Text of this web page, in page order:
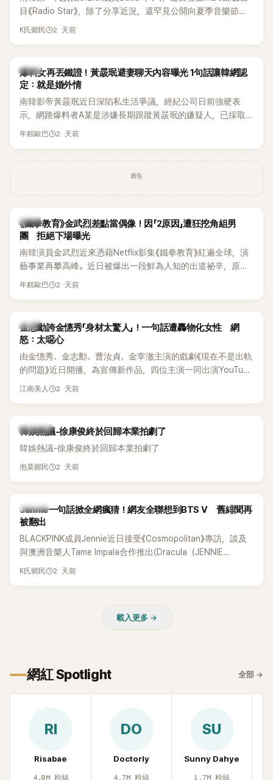
麼大，不知道才奇怪吧。」一來一往，氣氛反而更加輕鬆。 談到
當年情況，李智惠終於鬆口坦言，當時確實被質疑動過隆胸手
術。她回憶：「拍了比基尼照片之後，就開始被說是不是去隆乳
了。」為了澄清誤會，她只好親自站出來說清楚。 李智惠進一步
想，既然一直說我有做，那我乾脆把腋下給大家看，證明我根
本沒動過。」一句話說完，全場瞬間炸鍋，來賓又驚又笑。 事實
上，早在 2006 年，李智惠就為了證明自己沒有「隆乳」，真的
召開了一場泳裝記者招待會。當時她穿著比基尼站在一排攝影
這段為平息爭議、直接公開腋下畫面自證清白的往事再度被提
《脫掉鞋子恢單4Men》 中，親自公開那張當年引發話題的「腋下
比基尼照」，再次重提這段至今仍被粉絲視為黑歷史代表作的事
員身分出道，該團在 2000 年代初期紅極一時，由李智惠、徐
智英兩位女成員，以及張錫炫、Chris Kim 兩位男成員組成。不
過後來爆出長達四年的團內霸凌風波，甚至傳出徐智英母親對
李智惠言語辱罵、動手等爭議，最終團體於 2002 年解散。 團
體解散後，李智惠轉型 solo，靠著綜藝與歌唱實力持續活躍演
藝圈。據悉，她當年能加入 S#arp，也與 李尚敏 的賞識有關。
感情方面，李智惠於 2017 年與圈外男友結婚，婚後育有兩個
目，她經營的 YouTube 頻道也即將突破百萬訂閱，近年內容深
受網友喜愛，再度迎來事業第二春。
目《Radio Star》，除了分享近況，還罕見公開向夏季音樂節
Waterbomb喊話，笑稱自己至今從未受邀演出，更幽默表示：
K氏鄉民 2 天前
韓星
爆料女再丟鐵證！黃晸珉避妻聊天內容曝光 1句話讓韓網認
定：就是婚外情
南韓影帝黃晸珉近日深陷私生活爭議，經紀公司日前強硬表
示，網路爆料者A某是涉嫌長期跟蹤黃晸珉的嫌疑人，已採取
法律行動。不過，A某並未因此停止發聲，5日再度透過社群平
年糕歐巴 2 天前
廣告
韓星
《鐵拳教育》金武烈差點當偶像！因「2原因」遭狂挖角組男
團 拒絕下場曝光
南韓演員金武烈近來憑藉Netflix影集《鐵拳教育》紅遍全球，演
藝事業再攀高峰。近日被爆出一段鮮為人知的出道祕辛，原來
他當年差點不是以演員身分出道，而是成為男團偶像的一員。
年糕歐巴 2 天前
韓星
金志勳誇金憓秀「身材太驚人」！一句話遭轟物化女性 網
怒：太噁心
由金憓秀、金志勳、曹汝貞、金宰澈主演的戲劇《現在不是出軌
的問題》近日開播，為宣傳新作品，四位主演一同出演YouTube
節目，不料訪談中的一段發言卻意外掀起爭議。不少網友認
江南美人 2 天前
熱議討論
韓娛熱議-徐康俊終於回歸本業拍劇了
韓娛熱議-徐康俊終於回歸本業拍劇了
泡菜鄉民 2 天前
K-POP
Jennie一句話掀全網瘋猜！網友全聯想到BTS V 舊緋聞再
被翻出
BLACKPINK成員Jennie近日接受《Cosmopolitan》專訪，談及
與澳洲音樂人Tame Impala合作推出〈Dracula（JENNIE
Remix）〉的幕後故事，沒想到她一句關於「共同朋友」的回答，
K氏鄉民 2 天前
載入更多 →
網紅 Spotlight 全部 →
RI
Risabae
4.0M 粉絲
DO
Doctorly
4.7M 粉絲
SU
Sunny Dahye
1.7M 粉絲